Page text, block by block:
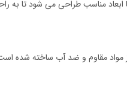
ابعاد مناسب طراحی می شود تا
مواد مقاوم و ضد آب ساخته شده